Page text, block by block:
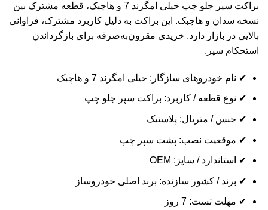
براکت سپر جلو چپ جیلی امگرند 7 و هاچبک، قطعه مشترک بین
نسخه سدان و هاچبک. این براکت به دلیل کاربرد مشترک، فراوانی
بالایی در بازار دارد. خریدی مقرون‌به‌صرفه برای بازگرداندن
استحکام سپر.
✔ نام خودروهای سازگار: جیلی امگرند 7 و هاچبک
✔ نوع قطعه / کاربرد: براکت سپر جلو چپ
✔ جنس / متریال: پلاستیک
✔ موقعیت نصب: پشت سپر چپ
✔ استاندارد / سایز: OEM
✔ برند / کشور سازنده: برند اصلی خودروساز
✔ مهلت تست: 7 روز